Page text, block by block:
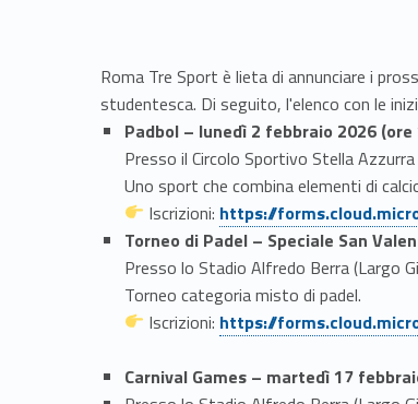
Roma Tre Sport è lieta di annunciare i
studentesca. Di seguito, l'elenco con le
Padbol – lunedì 2 febbraio 2026 (ore
Presso il Circolo Sportivo Stella Azzurra
Uno sport che combina elementi di
Iscrizioni: Link identifier #identifier__95691-1https://
Torneo di Padel – Speciale San
Presso lo Stadio Alfredo Berra (Largo
Torneo categoria misto di padel.
Iscrizioni: Link identifier #identifier__13092-2https://
Carnival Games – martedì 17